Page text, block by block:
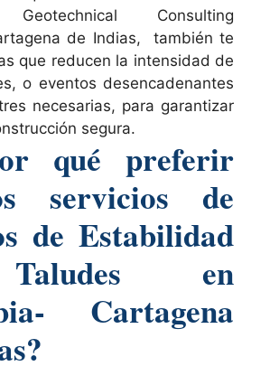
Geotechnical Consulting
de Indias, también te
que reducen la intensidad de
o eventos desencadenantes
necesarias, para garantizar
segura.
qué preferir
servicios de
de Estabilidad
en
Cartagena